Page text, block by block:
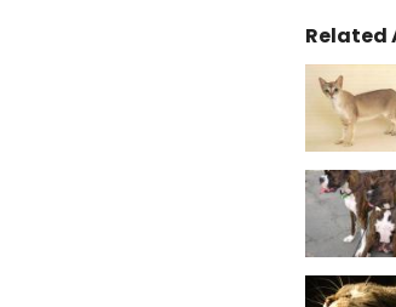
Related